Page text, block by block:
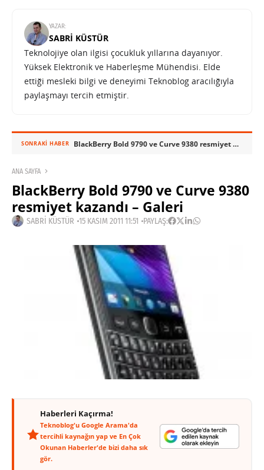
YAZAR:
SABRI KÜSTÜR
Teknolojiye olan ilgisi çocukluk yıllarına dayanıyor.
Yüksek Elektronik ve Haberleşme Mühendisi. Elde
ettiği mesleki bilgi ve deneyimi Teknoblog aracılığıyla
paylaşmayı tercih etmiştir.
SONRAKI HABER BlackBerry Bold 9790 ve Curve 9380 resmiyet kazandı – Galeri
ANA SAYFA
BlackBerry Bold 9790 ve Curve 9380
resmiyet kazandı – Galeri
SABRI KÜSTÜR 15 KASIM 2011 11:51 PAYLAŞ:
Haberleri Kaçırma!
Teknoblog'u Google Arama'da
tercihli kaynağın yap ve En Çok
Okunan Haberler'de bizi daha sık
gör.